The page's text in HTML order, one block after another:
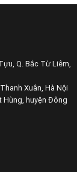
Q. Bắc Từ Liêm,
Xuân, Hà Nội
Hùng, huyện Đông